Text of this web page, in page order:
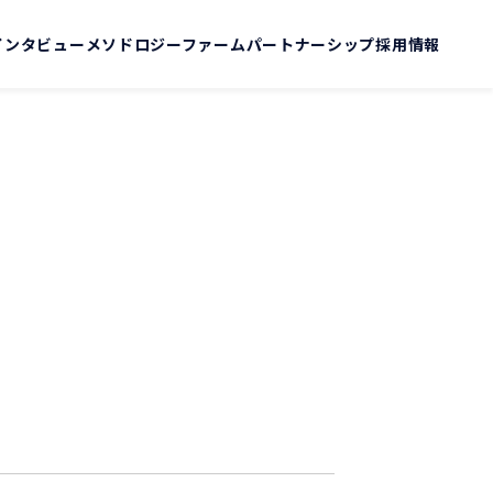
タビューメソドロジーファームパートナーシップ採用情報